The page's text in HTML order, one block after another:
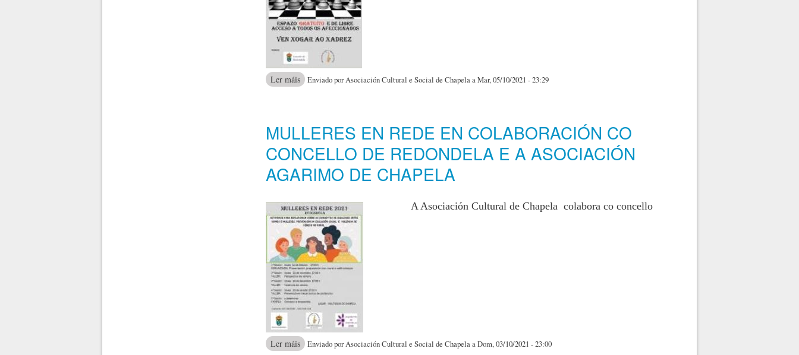
Ler máis acerca de A Asociación Cultural de Chapela crea un espazo de libre acceso para os efeccionados ao xedrez
Enviado por Asociación Cultural e Social de Chapela a Mar, 05/10/2021 - 23:29
MULLERES EN REDE EN COLABORACIÓN CO
CONCELLO DE REDONDELA E A ASOCIACIÓN
AGARIMO DE CHAPELA
A Asociación Cultural de Chapela colabora co concello
Ler máis acerca de MULLERES EN REDE EN COLABORACIÓN CO CONCELLO DE REDONDELA E A ASOCIACIÓN AGARIMO DE CHAPELA
Enviado por Asociación Cultural e Social de Chapela a Dom, 03/10/2021 - 23:00